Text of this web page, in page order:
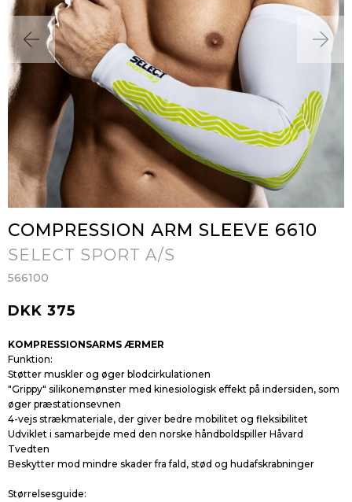
COMPRESSION ARM SLEEVE 6610
SELECT SPORT A/S
566100
DKK 375
KOMPRESSIONSARMS ÆRMER
Funktion:
Støtter muskler og øger blodcirkulationen
"Grippy" silikonemønster med kinesiologisk effekt på indersiden, som
øger præstationsevnen
4-vejs strækmateriale, der giver bedre mobilitet og fleksibilitet
Udviklet i samarbejde med den norske håndboldspiller Håvard
Tvedten
Beskytter mod mindre skader fra fald, stød og hudafskrabninger
Størrelsesguide: